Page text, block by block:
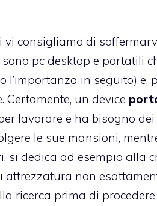
vi consigliamo di
sono pc desktop e portatili
l’importanza in seguito) e,
Certamente, un device
lavorare e ha bisogno
le sue mansioni,
si dedica ad esempio alla
attrezzatura non
ricerca prima di